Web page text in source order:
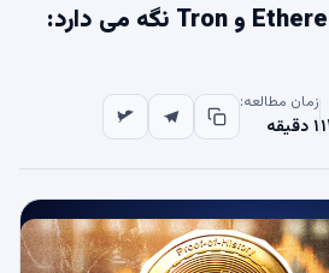
Solana آن را در Ethereum و Tron نگه می دارد:
زمان مطالعه:
۱ دقیقه